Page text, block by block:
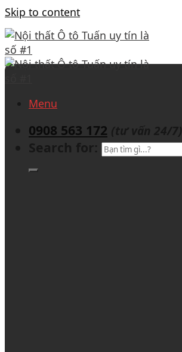
Skip to content
Menu
0908 563 172 (tư vấn 24/7)
Search for: